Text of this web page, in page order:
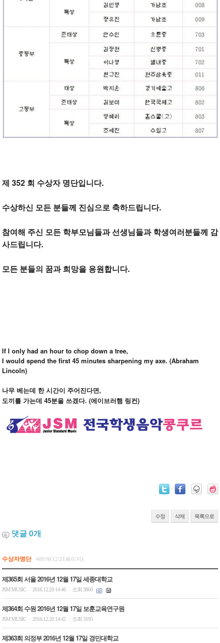
제 352 회 수상자 명단입니다.
수상하신 모든 분들께 진심으로 축하드립니다.
참여해 주신 모든 학부모님들과 선생님들과 학생여러분들께 감
사드립니다.
모든 분들의 꿈과 희망을 응원합니다.
If I only had an hour to chop down a tree,
I would spend the first 45 minutes sharpening my axe. (Abraham
Lincoln)
나무 베는데 한 시간이 주어진다면 ,
도끼를 가는데 45분을 쓰겠다. (에이브러햄 링컨 )
수정 삭제 목록으로
댓글0개
수상자명단 409개(12/21페이지)
제365회 서울 2016년 12월 17일 세종대학교
JSM MUSIC 2016.12.20 14:46 조회 3860
제364회 수원 2016년 12월 17일 보훈교육연구원
JSM MUSIC 2016.12.20 14:42 조회 3195
제363회 의정부 2016년 12월 17일 경민대학교